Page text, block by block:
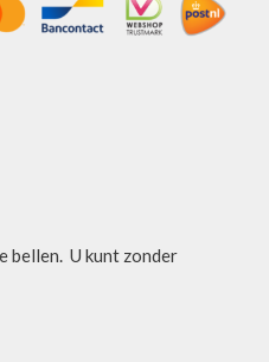
bellen. U kunt zonder